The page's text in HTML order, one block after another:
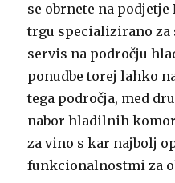
se obrnete na podjetje
trgu specializirano za
servis na področju
ponudbe torej lahko
tega področja, med
nabor hladilnih
za vino s kar najbolj
funkcionalnostmi za